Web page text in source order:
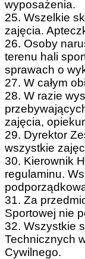
wyposażenia.
25. Wszelkie
zajęcia.
26. Osoby
terenu hali
sprawach o
27. W całym
28. W razie
zajęcia,
29. Dyrektor
wszystkie
30. Kierownik
regulaminu.
31. Za
Sportowej nie
32. Wszystkie
Technicznych
Cywilnego.